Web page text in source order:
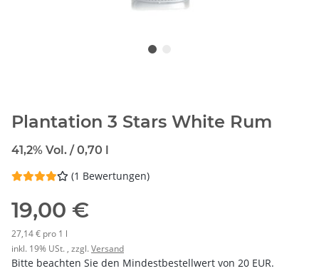
Plantation 3 Stars White Rum
41,2% Vol. / 0,70 l
(1 Bewertungen)
19,00 €
27,14 € pro 1 l
inkl. 19% USt. , zzgl.Versand
Bitte beachten Sie den Mindestbestellwert von 20 EUR.